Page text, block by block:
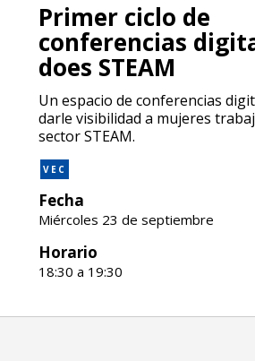
Primer ciclo de
conferencias
does STEAM
Un espacio de conferencias
darle visibilidad a mujeres
sector STEAM.
VEC
Fecha
Miércoles 23 de septiembre
Horario
18:30 a 19:30